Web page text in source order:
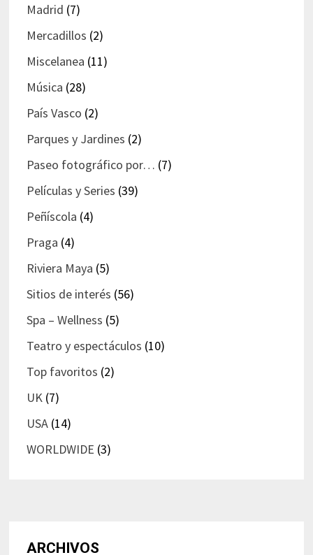
Madrid (7)
Mercadillos (2)
Miscelanea (11)
Música (28)
País Vasco (2)
Parques y Jardines (2)
Paseo fotográfico por… (7)
Películas y Series (39)
Peñíscola (4)
Praga (4)
Riviera Maya (5)
Sitios de interés (56)
Spa – Wellness (5)
Teatro y espectáculos (10)
Top favoritos (2)
UK(7)
USA(14)
WORLDWIDE (3)
ARCHIVOS